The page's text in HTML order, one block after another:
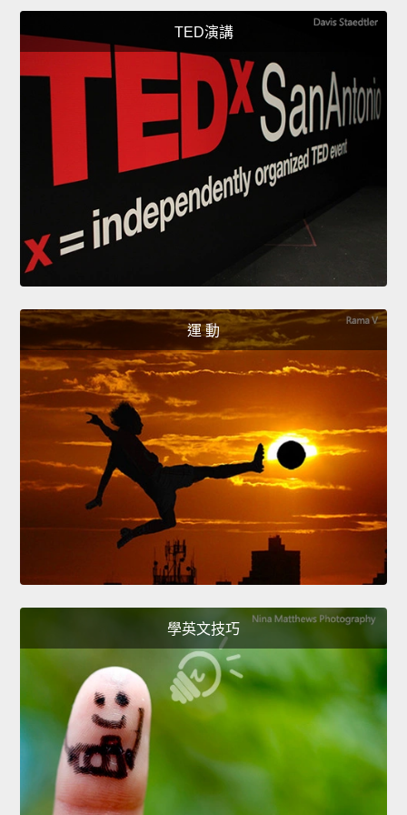
TED演講
運 動
學英文技巧